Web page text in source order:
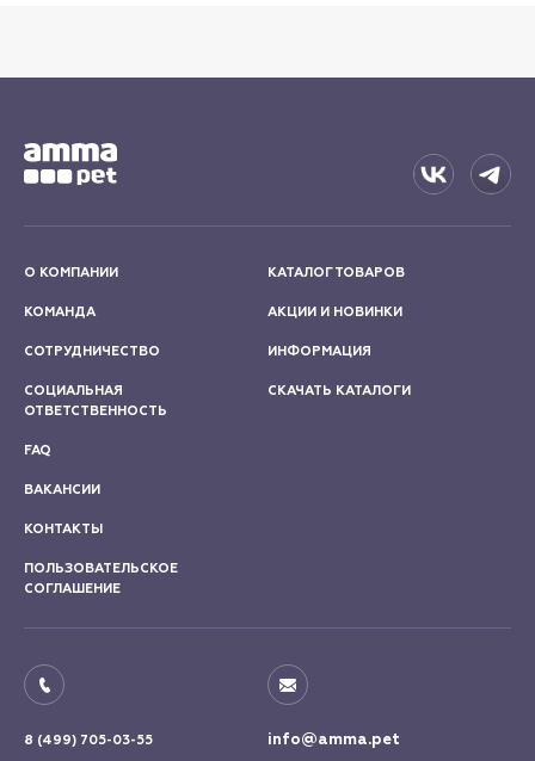
О КОМПАНИИ
КОМАНДА
СОТРУДНИЧЕСТВО
СОЦИАЛЬНАЯ
ОТВЕТСТВЕННОСТЬ
КАТАЛОГ ТОВАРОВ
АКЦИИ И НОВИНКИ
ИНФОРМАЦИЯ
СКАЧАТЬ КАТАЛОГИ
FAQ
ВАКАНСИИ
КОНТАКТЫ
ПОЛЬЗОВАТЕЛЬСКОЕ
СОГЛАШЕНИЕ
8 (499) 705-03-55 info@amma.pet